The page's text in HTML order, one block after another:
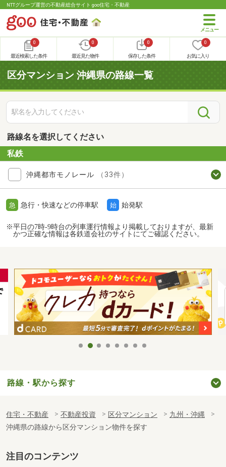
NTTグループ運営の不動産総合サイト goo住宅・不動産
0
最近検索した条件
0
最近見た物件
0
保存した条件
0
お気に入り
区分マンション 沖縄県の路線一覧
路線名を選択してください
私鉄
沖縄都市モノレール （33件）
急 急行・快速などの停車駅 始 始発駅
※平日の7時-9時台の列車運行情報より掲載しておりますが、最新
かつ正確な情報は各鉄道会社のサイトにてご確認ください。
路線・駅から探す
住宅・不動産 不動産投資 区分マンション
九州・沖縄
沖縄県の路線から区分マンション物件を探す
注目のコンテンツ